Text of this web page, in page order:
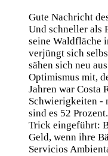
Gute Nachricht
Und schneller als
seine Waldfläche
verjüngt sich
sähen sich neu
Optimismus mit,
Jahren war Costa
Schwierigkeiten -
sind es 52
Trick eingeführt:
Geld, wenn ihre
Servicios